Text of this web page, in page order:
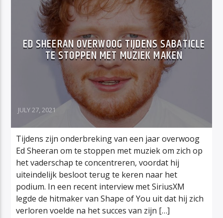
ED SHEERAN OVERWOOG TIJDENS SABATICLE
TE STOPPEN MET MUZIEK MAKEN
JULY 27, 2021
Tijdens zijn onderbreking van een jaar overwoog
Ed Sheeran om te stoppen met muziek om zich op
het vaderschap te concentreren, voordat hij
uiteindelijk besloot terug te keren naar het
podium. In een recent interview met SiriusXM
legde de hitmaker van Shape of You uit dat hij zich
verloren voelde na het succes van zijn […]